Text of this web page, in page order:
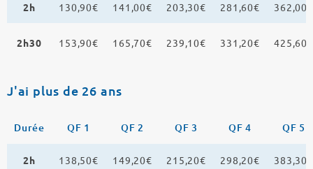
2h 130,90€ 141,00€ 203,30€ 281,60€ 362,00€
2h30 153,90€ 165,70€ 239,10€ 331,20€ 425,60€
J'ai plus de 26 ans
Durée QF 1 QF 2 QF 3 QF 4 QF 5
2h 138,50€ 149,20€ 215,20€ 298,20€ 383,30€